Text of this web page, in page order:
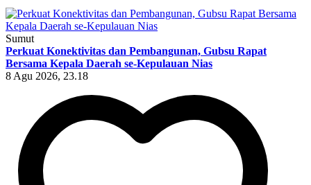
Sumut
Perkuat Konektivitas dan Pembangunan, Gubsu Rapat
Bersama Kepala Daerah se-Kepulauan Nias
8 Agu 2026, 23.18